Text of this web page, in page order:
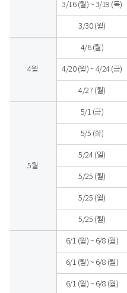
3/16 (월) ~ 3/19 (목)
3/30 (월)
4월
4/6 (월)
4/20 (월) ~ 4/24 (금)
4/27 (월)
5월
5/1 (금)
5/5 (화)
5/24 (일)
5/25 (월)
5/25 (월)
5/25 (월)
6/1 (월) ~ 6/8 (월)
6/1 (월) ~ 6/8 (월)
6/1 (월) ~ 6/8 (월)